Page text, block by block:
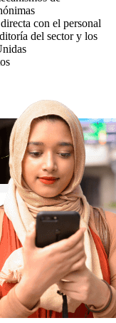
con el personal
del sector y los